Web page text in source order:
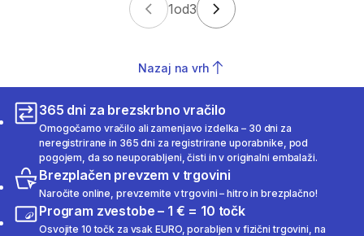
1od3
Nazaj na vrh
365 dni za brezskrbno vračilo
Omogočamo vračilo ali zamenjavo izdelka – 30 dni za
neregistrirane in 365 dni za registrirane uporabnike, pod
pogojem, da so neuporabljeni, čisti in v originalni embalaži.
Brezplačen prevzem v trgovini
Naročite online, prevzemite v trgovini – hitro in brezplačno!
Program zvestobe – 1 € = 10 točk
Osvojite 10 točk za vsak EURO, porabljen v fizični trgovini, na